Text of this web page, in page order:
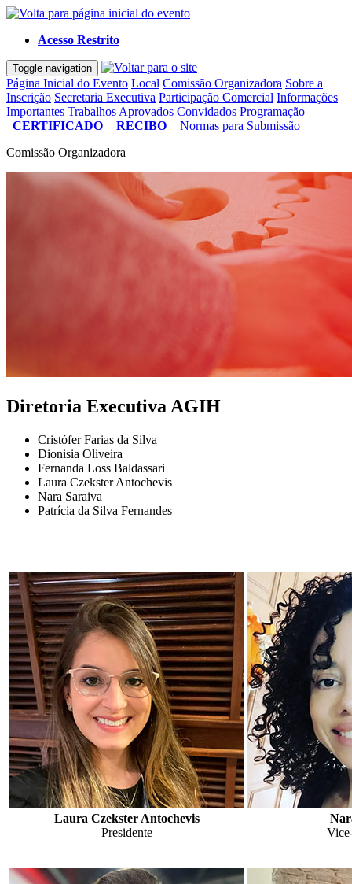
Acesso Restrito
Toggle navigation
Página Inicial do Evento Local Comissão Organizadora Sobre a
Inscrição Secretaria Executiva Participação Comercial Informações
Importantes Trabalhos Aprovados Convidados Programação
CERTIFICADO
RECIBO
Normas para Submissão
Comissão Organizadora
Diretoria Executiva AGIH
Cristófer Farias da Silva
Dionisia Oliveira
Fernanda Loss Baldassari
Laura Czekster Antochevis
Nara Saraiva
Patrícia da Silva Fernandes
Laura Czekster Antochevis
Presidente